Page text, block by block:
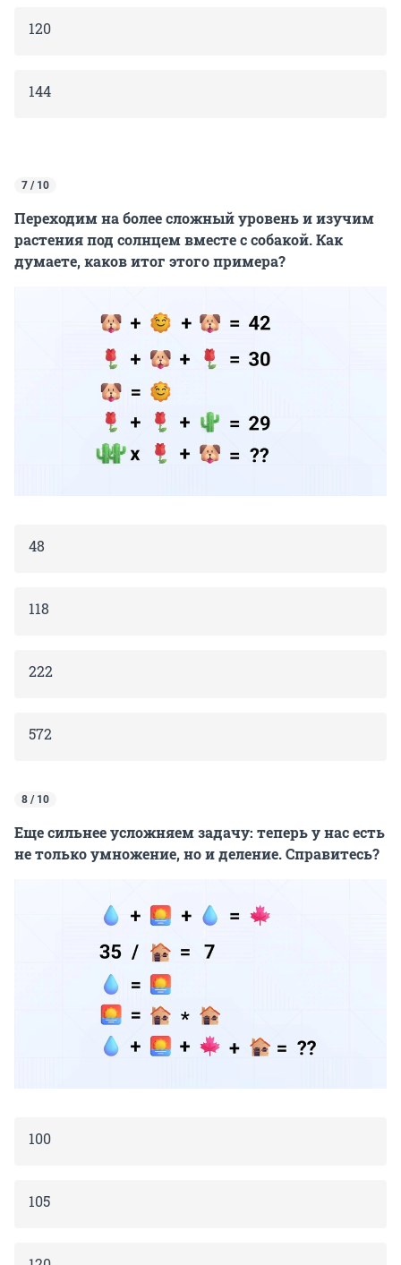
120
144
7 / 10
Переходим на более сложный уровень и изучим
растения под солнцем вместе с собакой. Как
думаете, каков итог этого примера?
48
118
222
572
8 / 10
Еще сильнее усложняем задачу: теперь у нас есть
не только умножение, но и деление. Справитесь?
100
105